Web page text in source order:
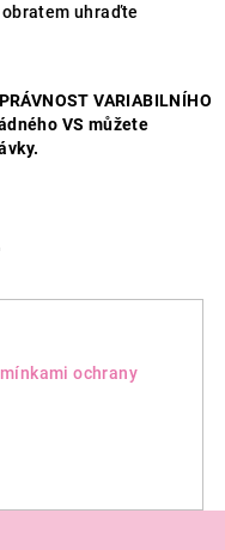
uhraďte
VARIABILNÍHO
VS můžete
ochrany